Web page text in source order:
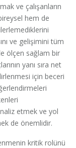
ve çalışanların
hem de
ve gelişimini tüm
ölçen sağlam bir
yanı sıra net
için beceri
etmek ve yol
de önemlidir.
kritik rolünü